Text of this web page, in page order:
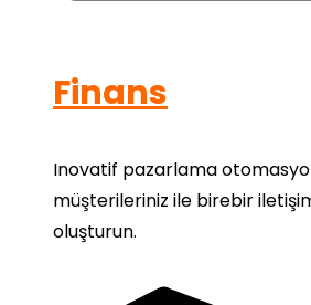
Finans
Inovatif pazarlama
müşterileriniz ile birebir
oluşturun.